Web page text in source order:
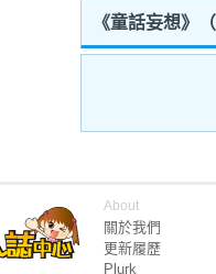
《童話妄想》
About
關於我們
更新履歷
Plurk